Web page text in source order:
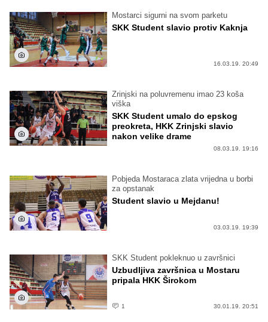
Mostarci sigurni na svom parketu
SKK Student slavio protiv Kaknja
16.03.19. 20:49
Zrinjski na poluvremenu imao 23 koša
viška
SKK Student umalo do epskog
preokreta, HKK Zrinjski slavio
nakon velike drame
08.03.19. 19:16
Pobjeda Mostaraca zlata vrijedna u borbi
za opstanak
Student slavio u Mejdanu!
03.03.19. 19:39
SKK Student pokleknuo u završnici
Uzbudljiva završnica u Mostaru
pripala HKK Širokom
1 30.01.19. 20:51